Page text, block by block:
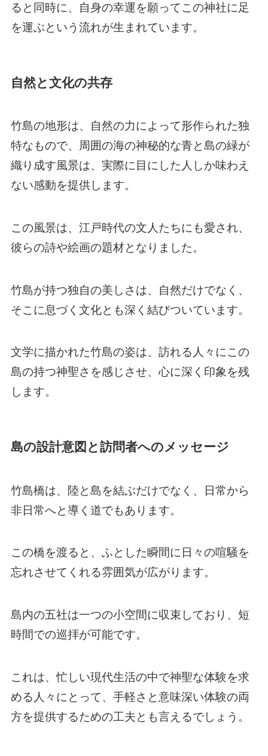
ると同時に、自身の幸運を願ってこの神社に足
を運ぶという流れが生まれています。
自然と文化の共存
竹島の地形は、自然の力によって形作られた独
特なもので、周囲の海の神秘的な青と島の緑が
織り成す風景は、実際に目にした人しか味わえ
ない感動を提供します。
この風景は、江戸時代の文人たちにも愛され、
彼らの詩や絵画の題材となりました。
竹島が持つ独自の美しさは、自然だけでなく、
そこに息づく文化とも深く結びついています。
文学に描かれた竹島の姿は、訪れる人々にこの
島の持つ神聖さを感じさせ、心に深く印象を残
します。
島の設計意図と訪問者へのメッセージ
竹島橋は、陸と島を結ぶだけでなく、日常から
非日常へと導く道でもあります。
この橋を渡ると、ふとした瞬間に日々の喧騒を
忘れさせてくれる雰囲気が広がります。
島内の五社は一つの小空間に収束しており、短
時間での巡拝が可能です。
これは、忙しい現代生活の中で神聖な体験を求
める人々にとって、手軽さと意味深い体験の両
方を提供するための工夫とも言えるでしょう。